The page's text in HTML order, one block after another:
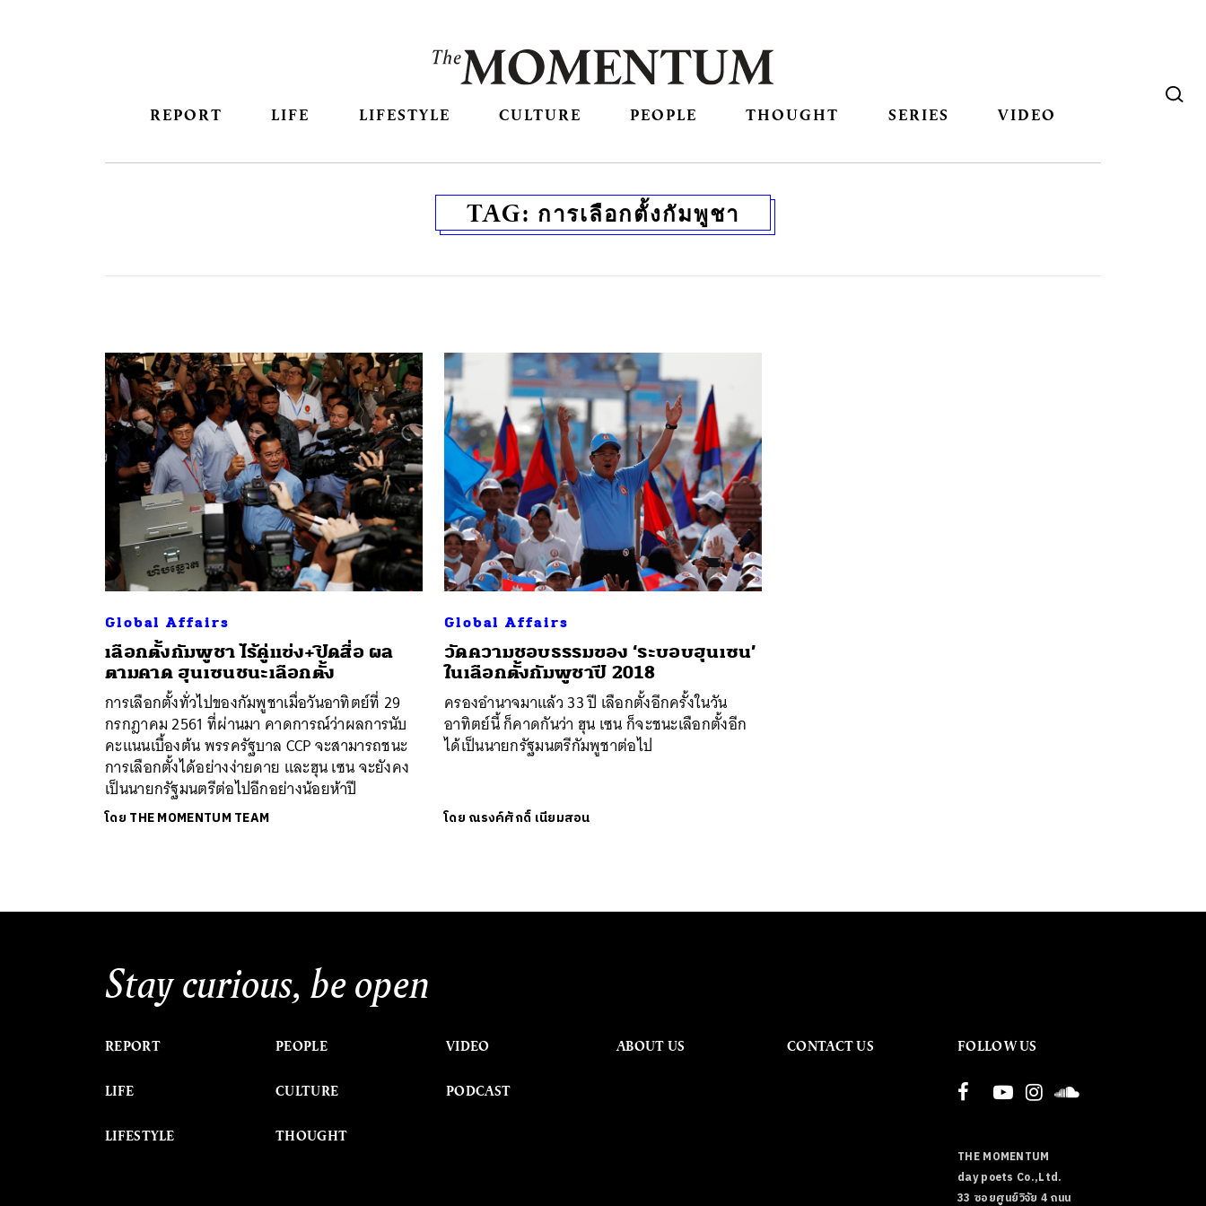
REPORT LIFE LIFESTYLE CULTURE PEOPLE THOUGHT SERIES VIDEO
TAG: การเลือกตั้งกัมพูชา
Global Affairs
เลือกตั้งกัมพูชา ไร้คู่แข่ง+ปิดสื่อ ผล
ตามคาด ฮุนเซนชนะเลือกตั้ง
การเลือกตั้งทั่วไปของกัมพูชาเมื่อวันอาทิตย์ที่ 29
กรกฎาคม 2561 ที่ผ่านมา คาดการณ์ว่าผลการนับ
คะแนนเบื้องต้น พรรครัฐบาล CCP จะสามารถชนะ
การเลือกตั้งได้อย่างง่ายดาย และฮุน เซน จะยังคง
เป็นนายกรัฐมนตรีต่อไปอีกอย่างน้อยห้าปี
โดย THE MOMENTUM TEAM
Global Affairs
วัดความชอบธรรมของ ‘ระบอบฮุนเซน’
ในเลือกตั้งกัมพูชาปี 2018
ครองอำนาจมาแล้ว 33 ปี เลือกตั้งอีกครั้งในวัน
อาทิตย์นี้ ก็คาดกันว่า ฮุน เซน ก็จะชนะเลือกตั้งอีก
ได้เป็นนายกรัฐมนตรีกัมพูชาต่อไป
โดย ณรงค์ศักดิ์ เนียมสอน
Stay curious, be open
REPORT
LIFE
LIFESTYLE
PEOPLE
CULTURE
THOUGHT
VIDEO
PODCAST
ABOUT US CONTACT US FOLLOW US
THE MOMENTUM
day poets Co.,Ltd.
33 ซอยศูนย์วิจัย 4 ถนน
ค้นหา
SHARE TWEET LINE EMAIL